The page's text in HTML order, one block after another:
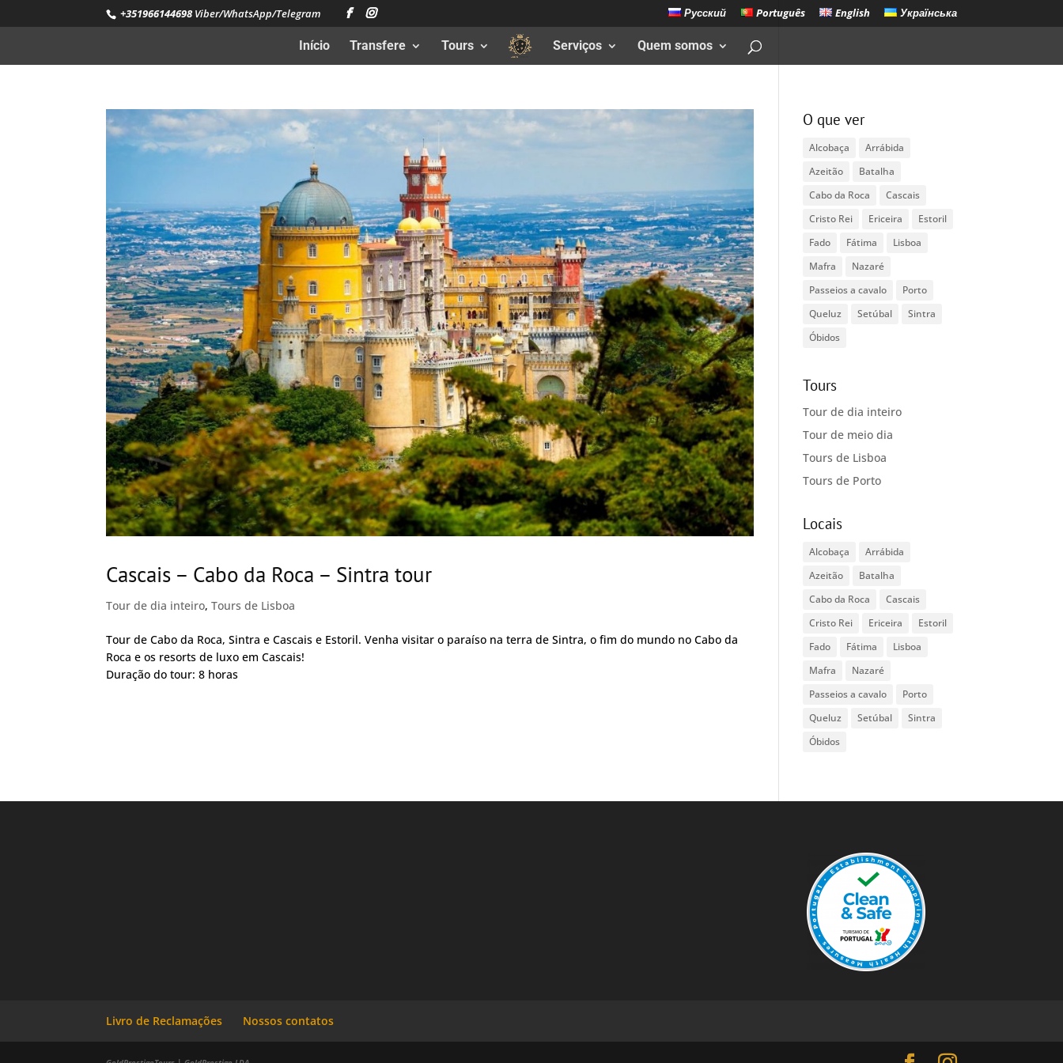
+351966144698 Viber/WhatsApp/Telegram Русский Português English Українська
Início Transfere Tours Serviços Quem somos
Cascais – Cabo da Roca – Sintra tour
Tour de dia inteiro,Tours de Lisboa
Tour de Cabo da Roca, Sintra e Cascais e Estoril. Venha visitar o paraíso na terra de Sintra, o fim do mundo no Cabo da
Roca e os resorts de luxo em Cascais!
Duração do tour: 8 horas
O que ver
Alcobaça
Arrábida
Azeitão
Batalha
Cabo da Roca
Cascais
Cristo Rei
Ericeira
Estoril
Fado
Fátima
Lisboa
Mafra
Nazaré
Passeios a cavalo
Porto
Queluz
Setúbal
Sintra
Óbidos
Tours
Tour de dia inteiro
Tour de meio dia
Tours de Lisboa
Tours de Porto
Locais
Alcobaça
Arrábida
Azeitão
Batalha
Cabo da Roca
Cascais
Cristo Rei
Ericeira
Estoril
Fado
Fátima
Lisboa
Mafra
Nazaré
Passeios a cavalo
Porto
Queluz
Setúbal
Sintra
Óbidos
Livro de Reclamações Nossos contatos